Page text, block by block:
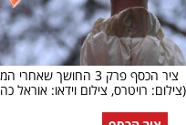
ציר הכסף פרק 3 החושך שאחרי המחאה
(צילום: רויטרס, צילום וידאו: אוראל